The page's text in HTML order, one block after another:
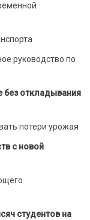
руководство по
без откладывания
потери урожая
с новой
студентов на